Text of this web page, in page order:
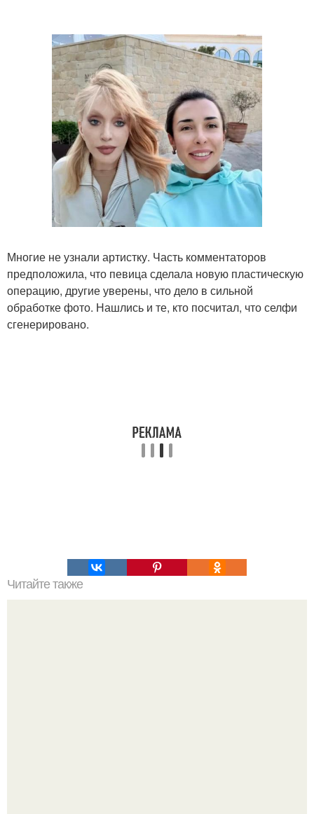
Многие не узнали артистку. Часть комментаторов
предположила, что певица сделала новую пластическую
операцию, другие уверены, что дело в сильной
обработке фото. Нашлись и те, кто посчитал, что селфи
сгенерировано.
Читайте также